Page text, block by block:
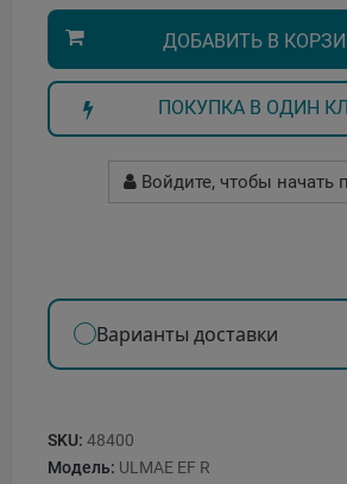
ДОБАВИТЬ В
ПОКУПКА В ОДИН
Войдите, чтобы начать
Варианты доставки
SKU: 48400
Модель: ULMAE EF R